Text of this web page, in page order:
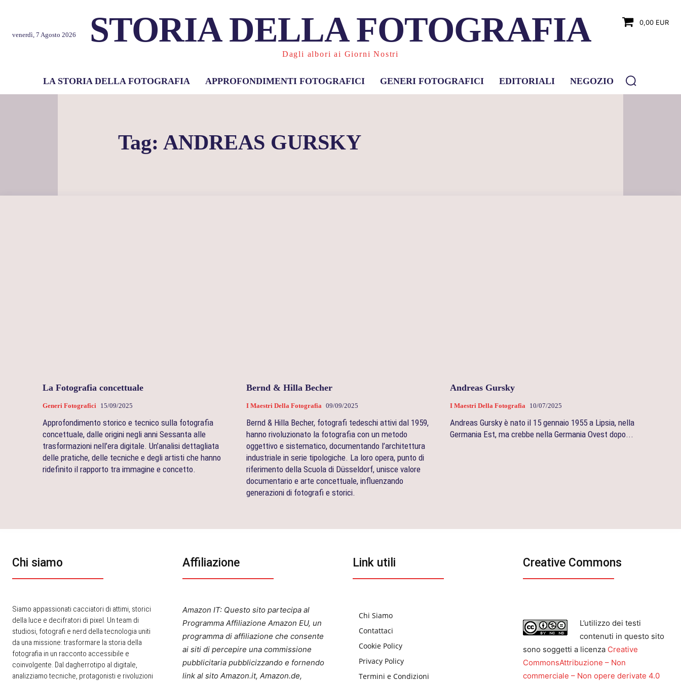
venerdì, 7 Agosto 2026 STORIA DELLA FOTOGRAFIA
Dagli albori ai Giorni Nostri
0,00 EUR
LA STORIA DELLA FOTOGRAFIA APPROFONDIMENTI FOTOGRAFICI GENERI FOTOGRAFICI EDITORIALI NEGOZIO
Tag: ANDREAS GURSKY
La Fotografia concettuale
Generi Fotografici 15/09/2025
Approfondimento storico e tecnico sulla fotografia
concettuale, dalle origini negli anni Sessanta alle
trasformazioni nell’era digitale. Un’analisi dettagliata
delle pratiche, delle tecniche e degli artisti che hanno
ridefinito il rapporto tra immagine e concetto.
Bernd & Hilla Becher
I Maestri Della Fotografia 09/09/2025
Bernd & Hilla Becher, fotografi tedeschi attivi dal 1959,
hanno rivoluzionato la fotografia con un metodo
oggettivo e sistematico, documentando l’architettura
industriale in serie tipologiche. La loro opera, punto di
riferimento della Scuola di Düsseldorf, unisce valore
documentario e arte concettuale, influenzando
generazioni di fotografi e storici.
Andreas Gursky
I Maestri Della Fotografia 10/07/2025
Andreas Gursky è nato il 15 gennaio 1955 a Lipsia, nella
Germania Est, ma crebbe nella Germania Ovest dopo...
Chi siamo
Siamo appassionati cacciatori di attimi, storici
della luce e decifratori di pixel. Un team di
studiosi, fotografi e nerd della tecnologia uniti
da una missione: trasformare la storia della
fotografia in un racconto accessibile e
coinvolgente. Dal dagherrotipo al digitale,
analizziamo tecniche, protagonisti e rivoluzioni
Affiliazione
Amazon IT: Questo sito partecipa al
Programma Affiliazione Amazon EU, un
programma di affiliazione che consente
ai siti di percepire una commissione
pubblicitaria pubblicizzando e fornendo
link al sito Amazon.it, Amazon.de,
Link utili
Chi Siamo
Contattaci
Cookie Policy
Privacy Policy
Termini e Condizioni
Creative Commons
L’utilizzo dei testi
contenuti in questo sito
sono soggetti a licenza Creative
CommonsAttribuzione – Non
commerciale – Non opere derivate 4.0